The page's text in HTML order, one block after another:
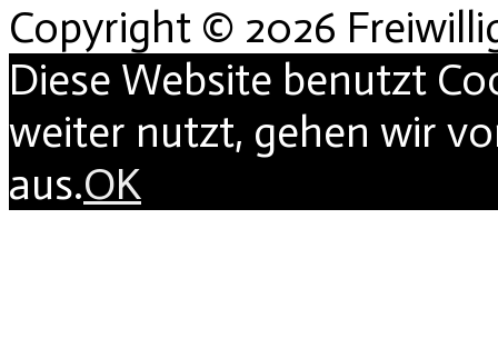
Copyright © 2026
Diese Website benutzt
weiter nutzt, gehen wir
aus.OK